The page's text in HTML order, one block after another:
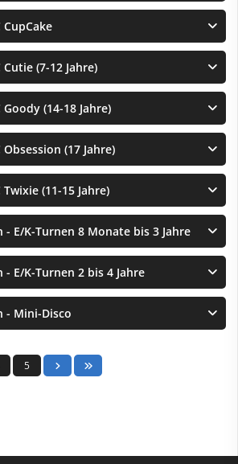
(7-12 Jahre)
(14-18 Jahre)
(17 Jahre)
(11-15 Jahre)
E/K-Turnen 8 Monate bis 3 Jahre
E/K-Turnen 2 bis 4 Jahre
- Mini-Disco
5